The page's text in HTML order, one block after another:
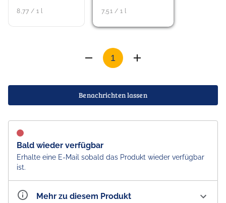
8,77 / 1 l 7,51 / 1 l
Benachrichten lassen
Bald wieder verfügbar
Erhalte eine E-Mail sobald das Produkt wieder verfügbar
ist.
Mehr zu diesem Produkt